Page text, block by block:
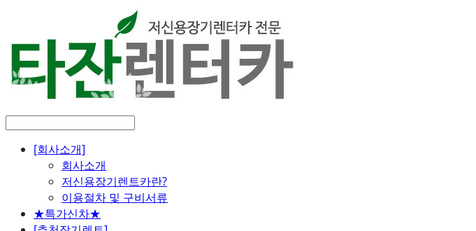
[회사소개]
회사소개
저신용장기렌트카란?
이용절차 및 구비서류
★특가신차★